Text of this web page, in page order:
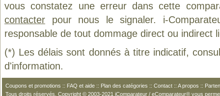
vous constatez une erreur dans cette
contacter pour nous le signaler. i-
responsable de tout dommage direct ou indirect
(*) Les délais sont donnés à titre indicatif,
d'information.
Coupons et promotions :: FAQ et aide :: Plan des catégories :: Contact :: A propos ::
Tous droits réservés. Copyright © 2003-2021 iComparateur / eComparateur® vous